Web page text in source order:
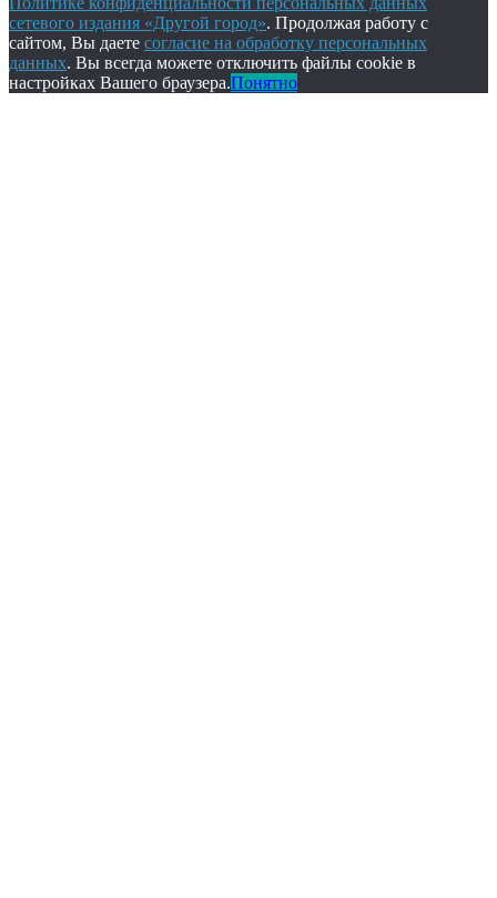
сетевого издания «Другой город». Продолжая работу с
сайтом, Вы даете согласие на обработку персональных
данных. Вы всегда можете отключить файлы cookie в
настройках Вашего браузера.Понятно